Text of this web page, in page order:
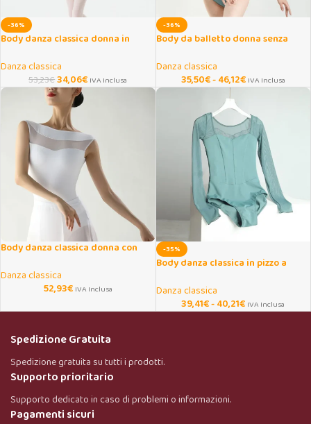
-36%
Body danza classica donna in
Danza classica
53,23€34,06€ IVA Inclusa
-36%
Body da balletto donna senza
Danza classica
35,50€-46,12€ IVA Inclusa
Body danza classica donna con
Danza classica
52,93€ IVA Inclusa
-35%
Body danza classica in pizzo a
Danza classica
39,41€-40,21€ IVA Inclusa
Spedizione Gratuita
Spedizione gratuita su tutti i prodotti.
Supporto prioritario
Supporto dedicato in caso di problemi o informazioni.
Pagamenti sicuri